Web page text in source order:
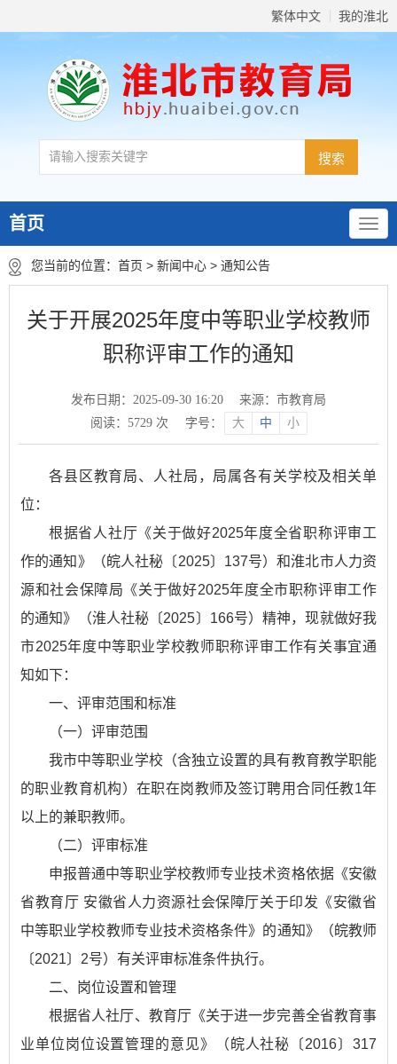
繁体中文 我的淮北
首页
您当前的位置： 首页 > 新闻中心 > 通知公告
关于开展2025年度中等职业学校教师
职称评审工作的通知
发布日期：2025-09-30 16:20
来源：市教育局
阅读： 5729次 字号： 大 中 小
各县区教育局、人社局，局属各有关学校及相关单
位：
根据省人社厅《关于做好2025年度全省职称评审工
作的通知》（皖人社秘〔2025〕137号）和淮北市人力资
源和社会保障局《关于做好2025年度全市职称评审工作
的通知》（淮人社秘〔2025〕166号）精神，现就做好我
市2025年度中等职业学校教师职称评审工作有关事宜通
知如下：
一、评审范围和标准
（一）评审范围
我市中等职业学校（含独立设置的具有教育教学职能
的职业教育机构）在职在岗教师及签订聘用合同任教1年
以上的兼职教师。
（二）评审标准
申报普通中等职业学校教师专业技术资格依据《安徽
省教育厅 安徽省人力资源社会保障厅关于印发《安徽省
中等职业学校教师专业技术资格条件》的通知》（皖教师
〔2021〕2号）有关评审标准条件执行。
二、岗位设置和管理
根据省人社厅、教育厅《关于进一步完善全省教育事
业单位岗位设置管理的意见》（皖人社秘〔2016〕317